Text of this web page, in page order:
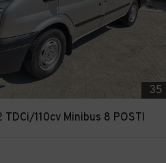
35
TDCi/110cv Minibus 8 POSTI